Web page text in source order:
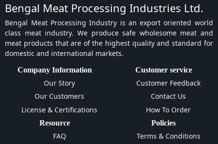
Bengal Meat Processing Industries Ltd.
Bengal Meat Processing Industry is an export oriented world
class meat industry. We produce safe wholesome meat and
meat products that are of the highest quality and standard for
domestic and international markets.
Company Information
Our Story
Our Customers
License & Certifications
Customer service
Customer Feedback
Contact Us
How To Order
Resource
FAQ
Policies
Terms & Conditions